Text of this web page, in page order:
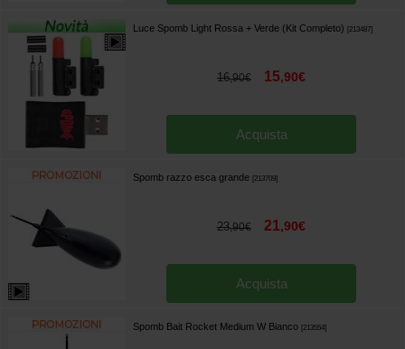
Luce Spomb Light Rossa + Verde (Kit Completo) [213487]
16,90€ 15,90€
Acquista
Spomb razzo esca grande [213709]
23,90€ 21,90€
Acquista
Spomb Bait Rocket Medium W Bianco [213554]